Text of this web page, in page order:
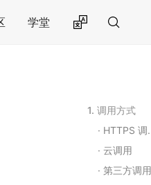
学堂
1. 调用方式
HTTPS 调用
云调用
第三方调用